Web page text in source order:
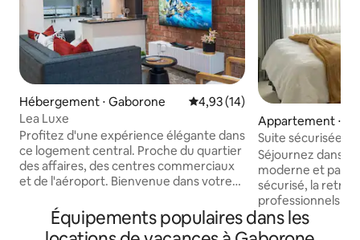
Hébergement ⋅ Gaborone Évaluation moyenne sur la
4,93 (14)
Lea Luxe
Profitez d'une expérience élégante dans
ce logement central. Proche du quartier
des affaires, des centres commerciaux
et de l'aéroport. Bienvenue dans votre
Gaborone ! À quelques minutes du
quartier des affaires, des meilleurs
Appartement ⋅
Suite sécurisée •
travail • Centre
Séjournez dans
moderne et
sécurisé, la
professionnels
Les points forts
✔ Arrivée
Équipements populaires dans les